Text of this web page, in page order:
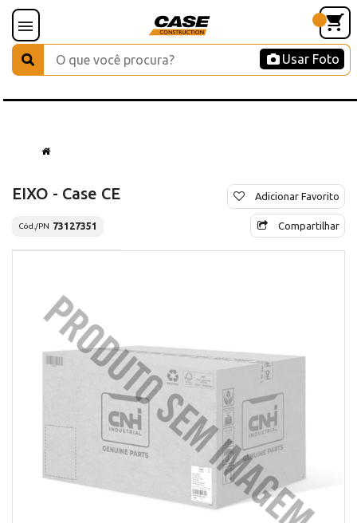
Usar Foto
EIXO - Case CE
Cód./PN 73127351
Adicionar Favorito
Compartilhar